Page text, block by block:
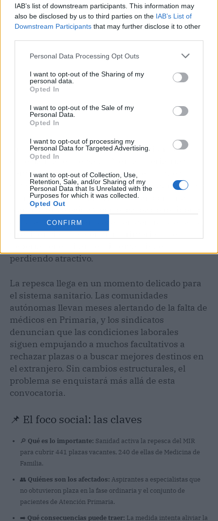
IAB’s list of downstream participants. This information may
also be disclosed by us to third parties on the IAB’s List of
Downstream Participants that may further disclose it to other
Personal Data Processing Opt Outs
I want to opt-out of the Sharing of my
personal data.
Opted In
I want to opt-out of the Sale of my
Personal Data.
Opted In
I want to opt-out of processing my
Personal Data for Targeted Advertising.
Opted In
I want to opt-out of Collection, Use,
Retention, Sale, and/or Sharing of my
Personal Data that Is Unrelated with the
Purposes for which it was collected.
Opted Out
CONFIRM
En Enfermería, la situación es similar: las
especialidades de Salud Mental, Geriatría y
Familiar acumulan la mayoría de los huecos. El
envejecimiento de la población y el aumento de
las necesidades sanitarias chocan con una
plantilla envejecida y con escasez de residentes
dispuestos a ocupar plazas en centros de salud
y residencias. La atención primaria, que
perdiendo atractivo.
La repesca llega en un momento delicado para
el sistema sanitario. Las comunidades
autónomas llevan meses alertando de la falta de
médicos en Primaria, y los sindicatos
denuncian que las condiciones laborales
siguen empujando a muchos facultativos a
rechazar plazas o a buscar mejores destinos en
el extranjero. Sin cambios estructurales, el
problema se enquistará más allá de esta
convocatoria.
📌 El foco social: las claves
🔎 Qué es lo importante: Sanidad activa la repesca del MIR
para cubrir 441 plazas vacantes, 240 de ellas de Medicina de
Familia.
👥 Quiénes son los afectados: Aspirantes a especialistas que
no obtuvieron plaza en la fase ordinaria y el conjunto de
pacientes de Atención Primaria.
➡️ Qué consecuencias puede traer: La medida intenta aliviar la